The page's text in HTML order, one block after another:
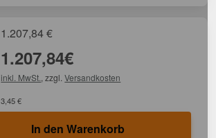
1.207,84€
1.207,84€
inkl. MwSt. , zzgl.Versandkosten
3,45 €
In den Warenkorb